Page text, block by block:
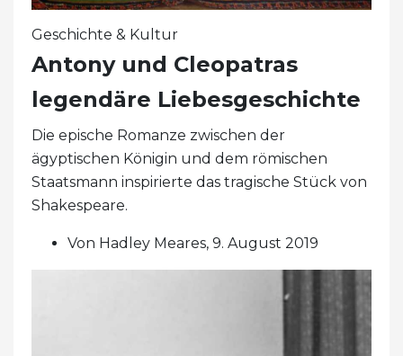
Geschichte & Kultur
Antony und Cleopatras
legendäre Liebesgeschichte
Die epische Romanze zwischen der
ägyptischen Königin und dem römischen
Staatsmann inspirierte das tragische Stück von
Shakespeare.
Von Hadley Meares, 9. August 2019